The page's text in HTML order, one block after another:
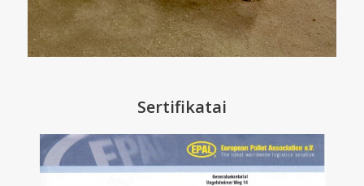
Sertifikatai